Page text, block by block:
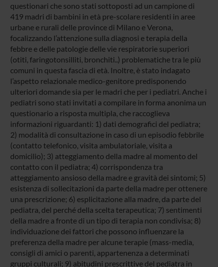
questionari che sono stati sottoposti ad un campione di
419 madri di bambini in età pre-scolare residenti in aree
urbane e rurali delle province di Milano e Verona,
focalizzando l’attenzione sulla diagnosi e terapia della
febbre e delle patologie delle vie respiratorie superiori
(otiti, faringotonsilliti, bronchiti..) problematiche tra le più
comuni in questa fascia di età. Inoltre, è stato indagato
l’aspetto relazionale medico-genitore predisponendo
ulteriori domande sia per le madri che per i pediatri. Anche i
pediatri sono stati invitati a compilare in forma anonima un
questionario a risposta multipla, che raccoglieva
informazioni riguardanti: 1) dati demografici del pediatra;
2) modalità di consultazione in caso di un episodio febbrile
(contatto telefonico, visita ambulatoriale, visita a
domicilio); 3) atteggiamento della madre al momento del
contatto con il pediatra; 4) corrispondenza tra
atteggiamento ansioso della madre e gravità dei sintomi; 5)
esistenza di sollecitazioni da parte della madre per ottenere
una prescrizione; 6) esplicitazione alla madre, da parte del
pediatra, del perché della scelta terapeutica; 7) sentimenti
della madre a fronte di un tipo di terapia non condivisa; 8)
individuazione dei fattori che possono influenzare la
preferenza della madre per alcune terapie (mass-media,
consigli di amici o parenti, appartenenza a determinati
gruppi culturali; 9) abitudini prescrittive del pediatra in